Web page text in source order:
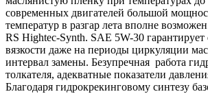
современных двигателей большой
температур в разгар лета вполне
RS Hightec-Synth. SAE 5W-30 гарантирует
вязкости даже на периоды циркуляции
интервал замены. Безупречная работа
толкателя, адекватные показатели
Благодаря гидрокрекинговому синтезу